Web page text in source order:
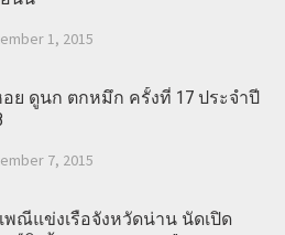
1, 2015
ย ดูนก ตกหมึก ครั้งที่ 17 ประจำปี
7, 2015
พณีแข่งเรือจังหวัดน่าน นัดเปิด